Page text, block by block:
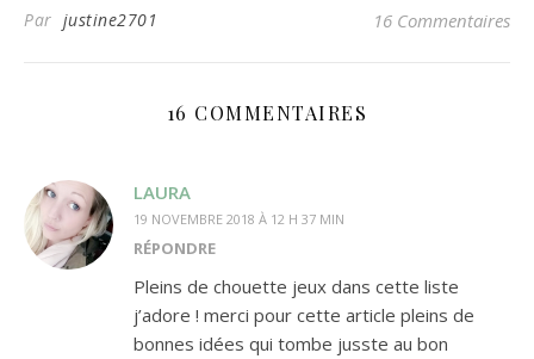
Par justine2701 16 Commentaires
16 COMMENTAIRES
LAURA
19 NOVEMBRE 2018 À 12 H 37 MIN
RÉPONDRE
Pleins de chouette jeux dans cette liste
j’adore ! merci pour cette article pleins de
bonnes idées qui tombe jusste au bon